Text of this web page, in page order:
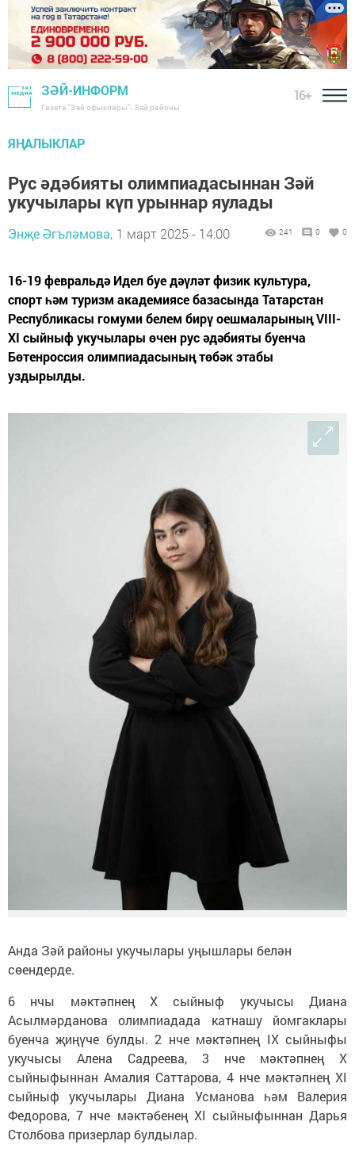
ЗӘЙ-ИНФОРМ
Газета "Зәй офыклары"- Зәй районы
16+
ЯҢАЛЫКЛАР
Рус әдәбияты олимпиадасыннан Зәй
укучылары күп урыннар яулады
Энҗе Әгъләмова, 1 март 2025 - 14:00 241 0 0
16-19 февральдә Идел буе дәүләт физик культура,
спорт һәм туризм академиясе базасында Татарстан
Республикасы гомуми белем бирү оешмаларының VIII-
XI сыйныф укучылары өчен рус әдәбияты буенча
Бөтенроссия олимпиадасының төбәк этабы
уздырылды.
Анда Зәй районы укучылары уңышлары белән
сөендерде.
6 нчы мәктәпнең X сыйныф укучысы Диана
Асылмәрданова олимпиадада катнашу йомгаклары
буенча җиңүче булды. 2 нче мәктәпнең IX сыйныфы
укучысы Алена Садреева, 3 нче мәктәпнең X
сыйныфыннан Амалия Саттарова, 4 нче мәктәпнең XI
сыйныф укучылары Диана Усманова һәм Валерия
Федорова, 7 нче мәктәбенең XI сыйныфыннан Дарья
Столбова призерлар булдылар.